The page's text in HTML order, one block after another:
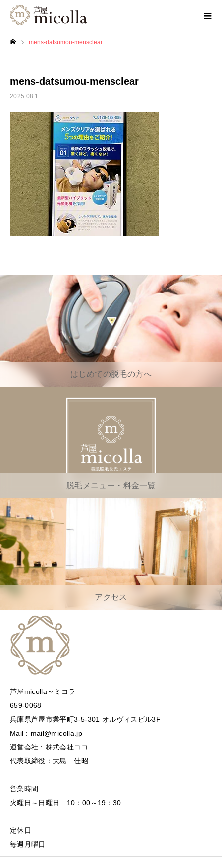
mens-datsumou-mensclear
mens-datsumou-mensclear
2025.08.1
はじめての脱毛の方へ
脱毛メニュー・料金一覧
アクセス
芦屋micolla～ミコラ
659-0068
兵庫県芦屋市業平町3-5-301 オルヴィスビル3F
Mail：mail@micolla.jp
運営会社：株式会社ココ
代表取締役：大島 佳昭
営業時間
火曜日～日曜日 10：00～19：30
定休日
毎週月曜日